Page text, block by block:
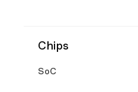
Chips
SoC